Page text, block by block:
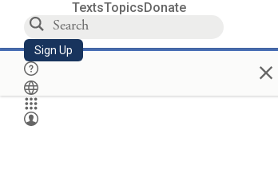
TextsTopicsDonate
Sign Up ×